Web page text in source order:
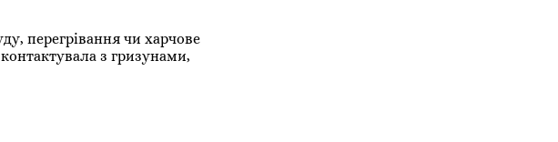
перегрівання чи харчове
з гризунами,